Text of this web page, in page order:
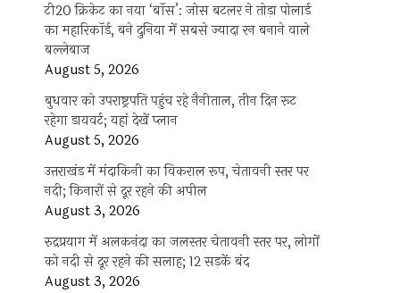
टी20 क्रिकेट का नया ‘बॉस’: जोस बटलर ने तोड़ा पोलार्ड
का महारिकॉर्ड, बने दुनिया में सबसे ज्यादा रन बनाने वाले
बल्लेबाज
August 5, 2026
बुधवार को उपराष्ट्रपति पहुंच रहे नैनीताल, तीन दिन रूट
रहेगा डायवर्ट; यहां देखें प्‍लान
August 5, 2026
उत्तराखंड में मंदाकिनी का विकराल रूप, चेतावनी स्तर पर
नदी; किनारों से दूर रहने की अपील
August 3, 2026
रुद्रप्रयाग में अलकनंदा का जलस्तर चेतावनी स्तर पर, लोगों
को नदी से दूर रहने की सलाह; 12 सड़कें बंद
August 3, 2026